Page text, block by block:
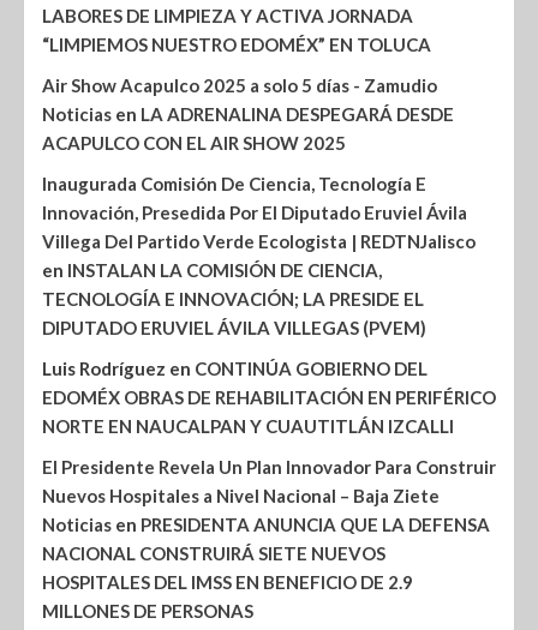
LABORES DE LIMPIEZA Y ACTIVA JORNADA
“LIMPIEMOS NUESTRO EDOMÉX” EN TOLUCA
Air Show Acapulco 2025 a solo 5 días - Zamudio
Noticias en LA ADRENALINA DESPEGARÁ DESDE
ACAPULCO CON EL AIR SHOW 2025
Inaugurada Comisión De Ciencia, Tecnología E
Innovación, Presedida Por El Diputado Eruviel Ávila
Villega Del Partido Verde Ecologista | REDTNJalisco
en INSTALAN LA COMISIÓN DE CIENCIA,
TECNOLOGÍA E INNOVACIÓN; LA PRESIDE EL
DIPUTADO ERUVIEL ÁVILA VILLEGAS (PVEM)
Luis Rodríguez en CONTINÚA GOBIERNO DEL
EDOMÉX OBRAS DE REHABILITACIÓN EN PERIFÉRICO
NORTE EN NAUCALPAN Y CUAUTITLÁN IZCALLI
El Presidente Revela Un Plan Innovador Para Construir
Nuevos Hospitales a Nivel Nacional – Baja Ziete
Noticias en PRESIDENTA ANUNCIA QUE LA DEFENSA
NACIONAL CONSTRUIRÁ SIETE NUEVOS
HOSPITALES DEL IMSS EN BENEFICIO DE 2.9
MILLONES DE PERSONAS